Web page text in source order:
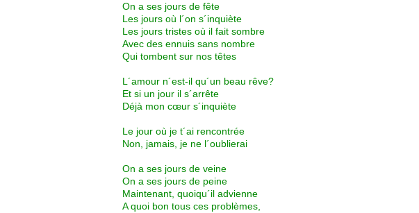
On a ses jours de fête
Les jours où l´on s´inquiète
Les jours tristes où il fait sombre
Avec des ennuis sans nombre
Qui tombent sur nos têtes
L´amour n´est-il qu´un beau rêve?
Et si un jour il s´arrête
Déjà mon cœur s´inquiète
Le jour où je t´ai rencontrée
Non, jamais, je ne l´oublierai
On a ses jours de veine
On a ses jours de peine
Maintenant, quoiqu´il advienne
A quoi bon tous ces problèmes,